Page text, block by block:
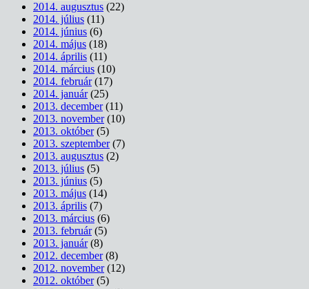
2014. augusztus (22)
2014. július (11)
2014. június (6)
2014. május (18)
2014. április (11)
2014. március (10)
2014. február(17)
2014. január(25)
2013. december(11)
2013. november(10)
2013. október(5)
2013. szeptember(7)
2013. augusztus (2)
2013. július (5)
2013. június (5)
2013. május (14)
2013. április (7)
2013. március (6)
2013. február(5)
2013. január(8)
2012. december(8)
2012. november(12)
2012. október(5)